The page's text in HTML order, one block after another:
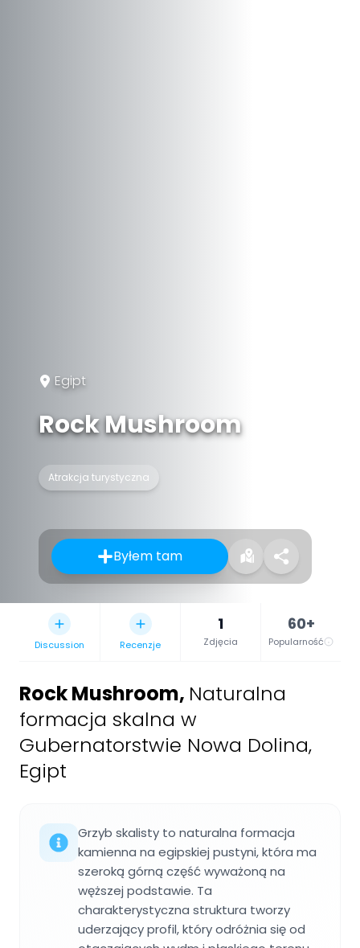
Egipt
Rock Mushroom
Atrakcja turystyczna
Byłem tam
Discussion Recenzje
1
Zdjęcia
60+
Popularność
Rock Mushroom, Naturalna
formacja skalna w
Gubernatorstwie Nowa Dolina,
Egipt
Grzyb skalisty to naturalna formacja
kamienna na egipskiej pustyni, która ma
szeroką górną część wyważoną na
węższej podstawie. Ta
charakterystyczna struktura tworzy
uderzający profil, który odróżnia się od